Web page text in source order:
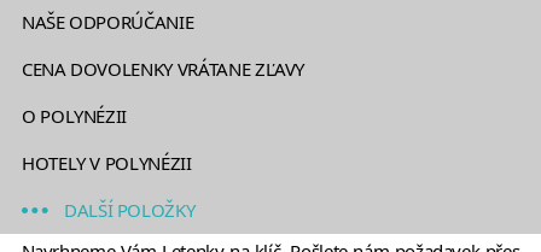
NAŠE ODPORÚČANIE
CENA DOVOLENKY VRÁTANE ZĽAVY
O POLYNÉZII
HOTELY V POLYNÉZII
DALŠÍ POLOŽKY